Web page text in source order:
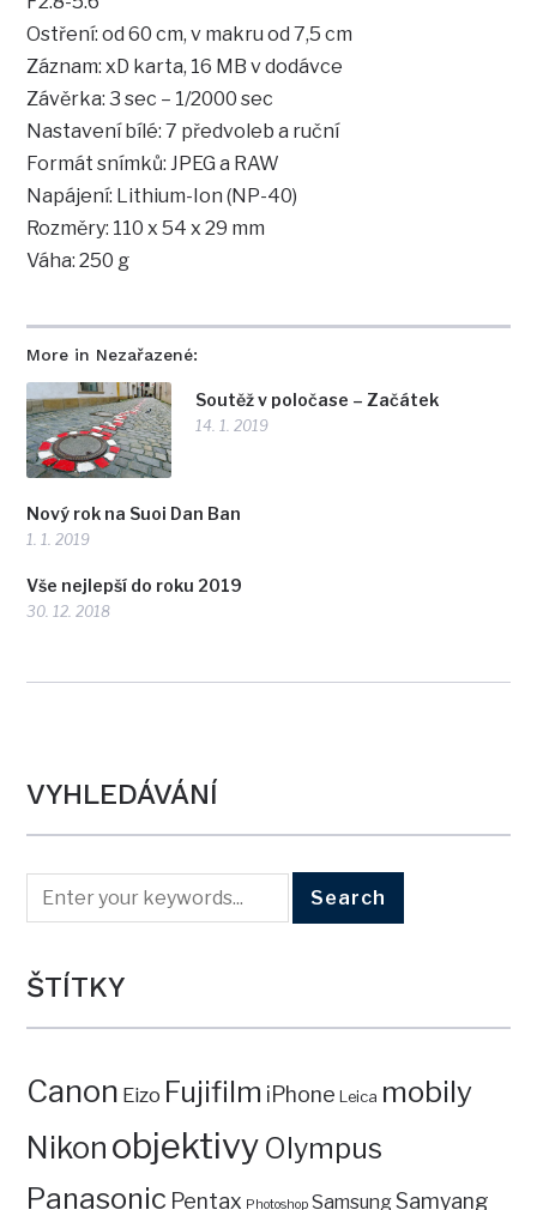
More in Nezařazené:
Soutěž v poločase – Začátek
14. 1. 2019
Nový rok na Suoi Dan Ban
1. 1. 2019
Vše nejlepší do roku 2019
30. 12. 2018
Ostření: od 60 cm, v makru od 7,5 cm
Záznam: xD karta, 16 MB v dodávce
Závěrka: 3 sec – 1/2000 sec
Nastavení bílé: 7 předvoleb a ruční
Formát snímků: JPEG a RAW
Napájení: Lithium-Ion (NP-40)
Rozměry: 110 x 54 x 29 mm
Váha: 250 g
VYHLEDÁVÁNÍ
ŠTÍTKY
Canon Eizo Fujifilm iPhone Leica mobily
Nikon objektivy Olympus
Panasonic Pentax Photoshop SamsungSamyang